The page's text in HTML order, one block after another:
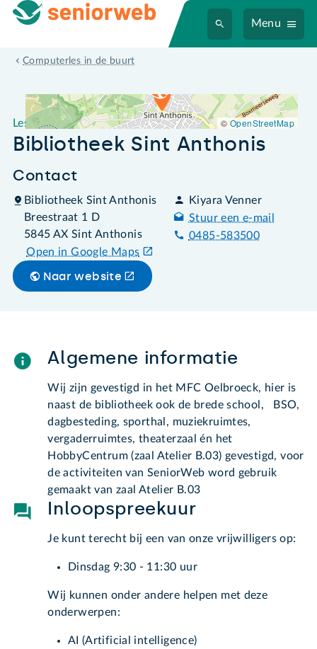
Menu
Computerles in de buurt
Leslocatie Bibliotheek Sint Anthonis
Leslocatie
Bibliotheek Sint Anthonis
Contact
Bibliotheek Sint Anthonis
Breestraat 1 D
5845 AX Sint Anthonis
Open in Google Maps
Kiyara Venner
Stuur een e-mail
0485-583500
Naar website
©OpenStreetMap
Algemene informatie
Wij zijn gevestigd in het MFC Oelbroeck, hier is
naast de bibliotheek ook de brede school, BSO,
dagbesteding, sporthal, muziekruimtes,
vergaderruimtes, theaterzaal én het
HobbyCentrum (zaal Atelier B.03) gevestigd, voor
de activiteiten van SeniorWeb word gebruik
gemaakt van zaal Atelier B.03
Inloopspreekuur
Je kunt terecht bij een van onze vrijwilligers op:
Dinsdag 9:30 - 11:30 uur
Wij kunnen onder andere helpen met deze
onderwerpen:
AI (Artificial intelligence)